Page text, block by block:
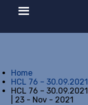
Home
HCL 76 – 30.09.2021
HCL 76 – 30.09.2021
| 23 - Nov - 2021